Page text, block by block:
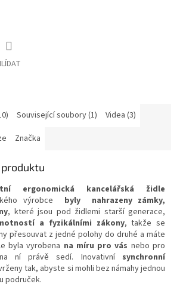
Související soubory (1)
Videa (3)
Značka
ergonomická kancelářská židle
výrobce byly
nahrazeny zámky,
, které jsou pod židlemi starší generace,
a fyzikálními zákony, takže se
přesouvat z jedné polohy do druhé a máte
byla vyrobena na míru pro vás nebo pro
ní právě sedí. Inovativní
synchronní
tak, abyste si mohli bez námahy jednou
područek.